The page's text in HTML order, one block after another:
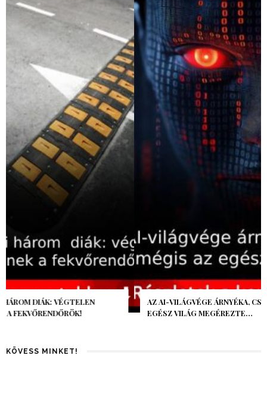
AZ AI-VILÁGVÉGE ÁRNYÉKA, CSAK PÁR ÓRA VOLT, MÉGIS AZ
EGÉSZ VILÁG MEGÉREZTE…
KÖVESS MINKET!